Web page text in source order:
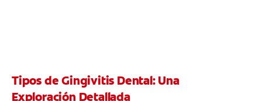
Tipos de Gingivitis Dental: Una
Exploración Detallada